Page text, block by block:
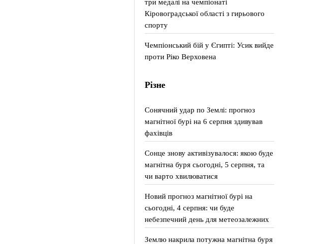
три медалі на чемпіонаті
Кіровоградської області з гирьового
спорту
Чемпіонський бій у Єгипті: Усик вийде
проти Ріко Верховена
Різне
Сонячний удар по Землі: прогноз
магнітної бурі на 6 серпня здивував
фахівців
Сонце знову активізувалося: якою буде
магнітна буря сьогодні, 5 серпня, та
чи варто хвилюватися
Новий прогноз магнітної бурі на
сьогодні, 4 серпня: чи буде
небезпечний день для метеозалежних
Землю накрила потужна магнітна буря